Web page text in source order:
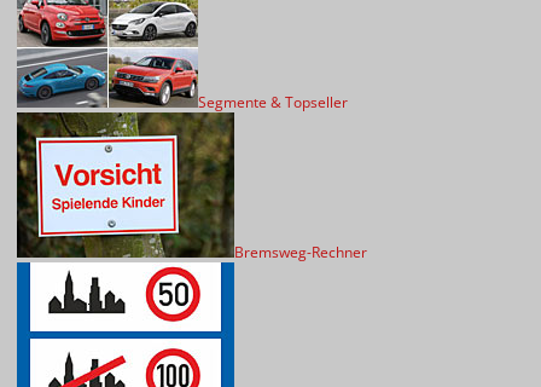
Segmente & Topseller
Bremsweg-Rechner